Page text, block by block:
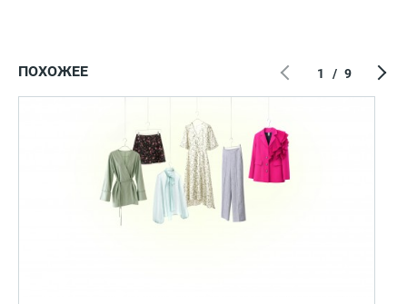
ПОХОЖЕЕ 1 / 9